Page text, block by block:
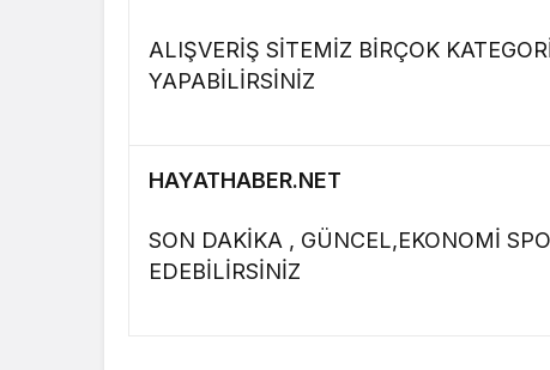
ALIŞVERİŞ SİTEMİZ BİRÇOK
YAPABİLİRSİNİZ
HAYATHABER.NET
SON DAKİKA , GÜNCEL,EKONOMİ
EDEBİLİRSİNİZ